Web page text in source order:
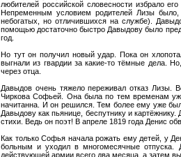
любителей российской словесности избрало
Непременным условием родителей Лизы было,
небогатых, но отличившихся на службе).
помощью достаточно быстро Давыдову было
год.
Но тут он получил новый удар. Пока он
выгнали из гвардии за какие-то тёмные дела.
через отца.
Давыдов очень тяжело переживал отказ Лизы.
Чиркова Софьей. Она была по тем временам
начитанна. И он решился. Тем более ему уже
Давыдову как пьянице, беспутнику и
стихи. Ведь он поэт! В апреле 1819 года Денис
Как только Софья начала рожать ему детей, у
больным и уходил в многомесячные отпуска.
действующей армии всего два месяца, а затем